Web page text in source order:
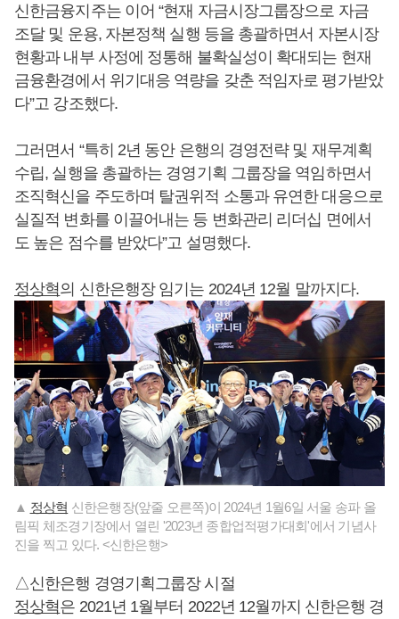
신한금융지주는 이어 “현재 자금시장그룹장으로 자금
조달 및 운용, 자본정책 실행 등을 총괄하면서 자본시장
현황과 내부 사정에 정통해 불확실성이 확대되는 현재
금융환경에서 위기대응 역량을 갖춘 적임자로 평가받았
다”고 강조했다.
그러면서 “특히 2년 동안 은행의 경영전략 및 재무계획
수립, 실행을 총괄하는 경영기획 그룹장을 역임하면서
조직혁신을 주도하며 탈권위적 소통과 유연한 대응으로
실질적 변화를 이끌어내는 등 변화관리 리더십 면에서
도 높은 점수를 받았다”고 설명했다.
정상혁의 신한은행장 임기는 2024년 12월 말까지다.
▲ 정상혁 신한은행장(앞줄 오른쪽)이 2024년 1월6일 서울 송파 올
림픽 체조경기장에서 열린 '2023년 종합업적평가대회'에서 기념사
진을 찍고 있다. <신한은행>
△신한은행 경영기획그룹장 시절
정상혁은 2021년 1월부터 2022년 12월까지 신한은행 경